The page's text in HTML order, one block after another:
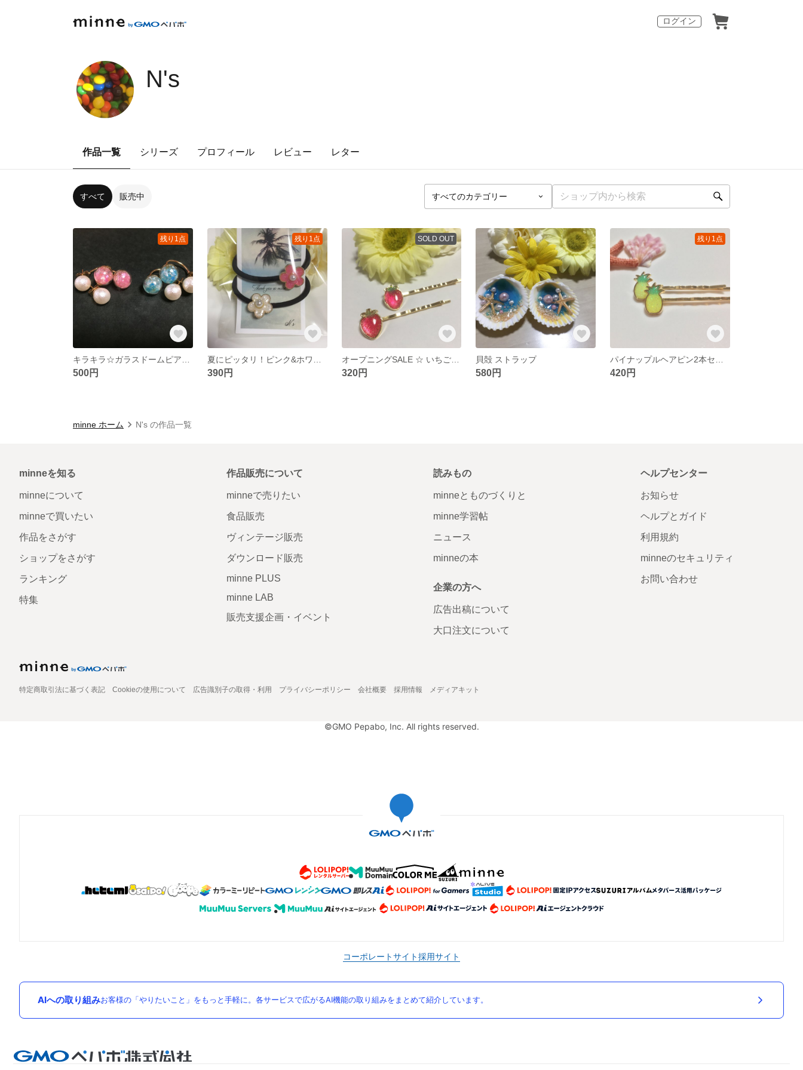
ログイン
N's
作品一覧 シリーズ プロフィール レビュー レター
すべて 販売中
残り1点
500円
残り1点
390円
SOLD OUT
オープニングSALE ☆ いちごのヘアピン2個セット☆
320円
貝殻 ストラップ
580円
残り1点
420円
minne ホーム N's の作品一覧
minneを知る
minneについて
minneで買いたい
作品をさがす
ショップをさがす
ランキング
特集
作品販売について
minneで売りたい
食品販売
ヴィンテージ販売
ダウンロード販売
minne PLUS
minne LAB
販売支援企画・イベント
読みもの
minneとものづくりと
minne学習帖
ニュース
minneの本
企業の方へ
広告出稿について
大口注文について
ヘルプセンター
お知らせ
ヘルプとガイド
利用規約
minneのセキュリティ
お問い合わせ
特定商取引法に基づく表記 Cookieの使用について 広告識別子の取得・利用 プライバシーポリシー 会社概要 採用情報 メディアキット
©GMO Pepabo, Inc. All rights reserved.
コーポレートサイト採用サイト
AIへの取り組みお客様の「やりたいこと」をもっと手軽に。各サービスで広がるAI機能の取り組みをまとめて紹介しています。